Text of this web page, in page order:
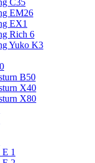
C35
EM26
EX1
Rich 6
Yuko K3
B50
X40
X80
1